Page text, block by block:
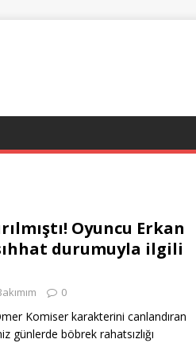
Oyuncu Erkan
durumuyla ilgili
0
Komiser karakterini canlandıran
günlerde böbrek rahatsızlığı